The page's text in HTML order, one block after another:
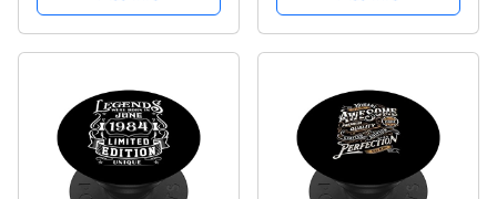
PopGrip Intercambiable
Intercambiable